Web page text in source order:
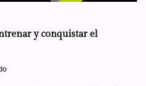
y conquistar el